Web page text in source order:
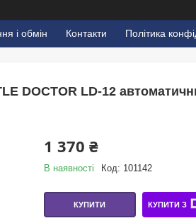
і обмін Контакти Політика
DOCTOR LD-12
1 370 ₴
В наявності Код: 101142
КУПИТИ КУПИТИ З